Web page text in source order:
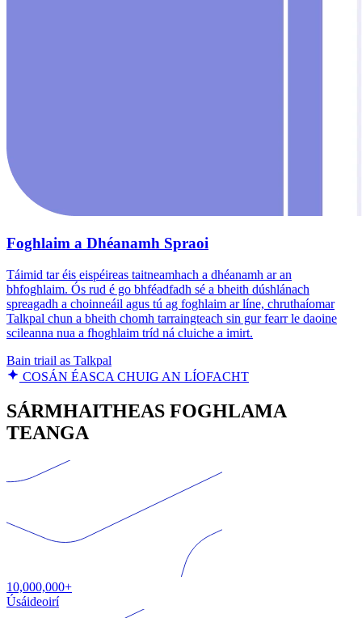
Foghlaim a Dhéanamh Spraoi
Táimid tar éis eispéireas taitneamhach a dhéanamh ar an
bhfoghlaim. Ós rud é go bhféadfadh sé a bheith dúshlánach
spreagadh a choinneáil agus tú ag foghlaim ar líne, chruthaíomar
Talkpal chun a bheith chomh tarraingteach sin gur fearr le daoine
scileanna nua a fhoghlaim tríd ná cluiche a imirt.
Bain triail as Talkpal
COSÁN ÉASCA CHUIG AN LÍOFACHT
SÁRMHAITHEAS FOGHLAMA
TEANGA
10,000,000+
Úsáideoirí